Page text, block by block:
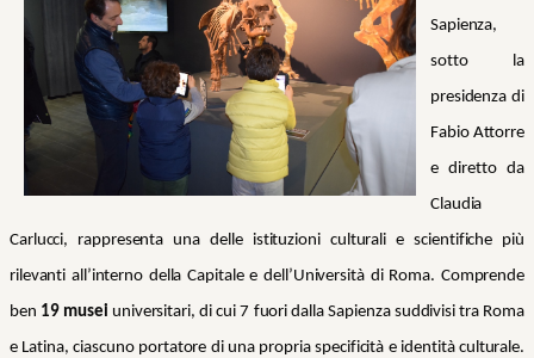
Sapienza,
sotto la
presidenza di
Fabio Attorre
e diretto da
Claudia
Carlucci, rappresenta una delle istituzioni culturali e scientifiche più
rilevanti all’interno della Capitale e dell’Università di Roma. Comprende
ben 19 musei universitari, di cui 7 fuori dalla Sapienza suddivisi tra Roma
e Latina, ciascuno portatore di una propria specificità e identità culturale.